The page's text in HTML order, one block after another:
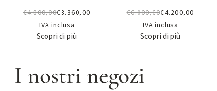
€4.800,00€3.360,00
IVA inclusa
Scopri di più
€6.000,00€4.200,00
IVA inclusa
Scopri di più
I nostri negozi